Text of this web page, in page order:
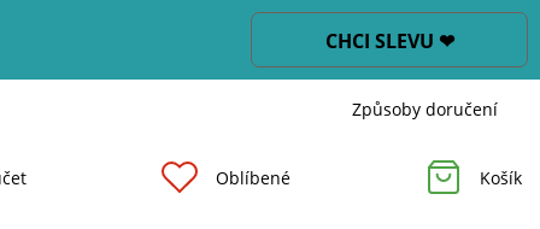
CHCI SLEVU ❤
Způsoby doručení
Oblíbené Košík